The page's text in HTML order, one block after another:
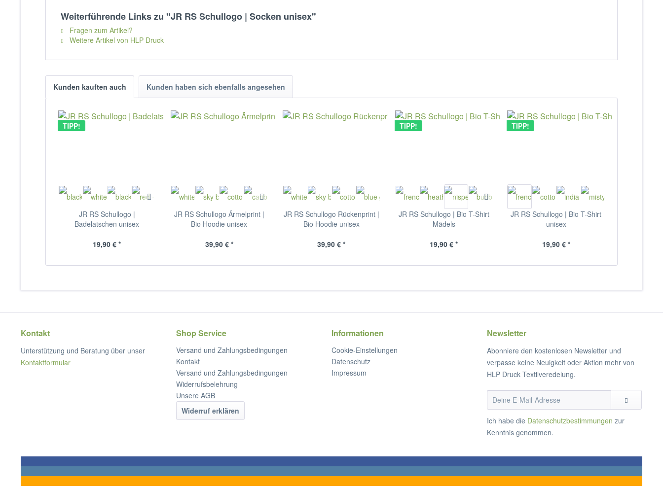
Weiterführende Links zu "JR RS Schullogo | Socken unisex"
Fragen zum Artikel?
Weitere Artikel von HLP Druck
Kunden kauften auch Kunden haben sich ebenfalls angesehen
TIPP!
JR RS Schullogo |
Badelatschen unisex
19,90 € *
JR RS Schullogo Ärmelprint |
Bio Hoodie unisex
39,90 € *
JR RS Schullogo Rückenprint |
Bio Hoodie unisex
39,90 € *
TIPP!
JR RS Schullogo | Bio T-Shirt
Mädels
19,90 € *
TIPP!
JR RS Schullogo | Bio T-Shirt
unisex
19,90 € *
Kontakt
Unterstützung und Beratung über unser
Kontaktformular
Shop Service
Versand und Zahlungsbedingungen
Kontakt
Versand und Zahlungsbedingungen
Widerrufsbelehrung
Unsere AGB
Widerruf erklären
Informationen
Cookie-Einstellungen
Datenschutz
Impressum
Newsletter
Abonniere den kostenlosen Newsletter und
verpasse keine Neuigkeit oder Aktion mehr von
HLP Druck Textilveredelung.
Ich habe die Datenschutzbestimmungen zur
Kenntnis genommen.